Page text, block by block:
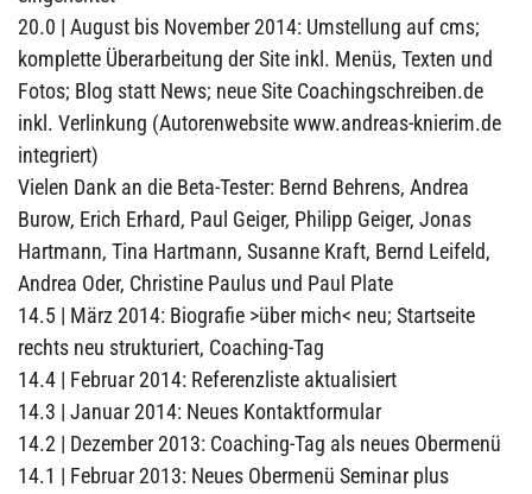
20.0 | August bis November 2014: Umstellung auf cms;
komplette Überarbeitung der Site inkl. Menüs, Texten und
Fotos; Blog statt News; neue Site Coachingschreiben.de
inkl. Verlinkung (Autorenwebsite www.andreas-knierim.de
integriert)
Vielen Dank an die Beta-Tester: Bernd Behrens, Andrea
Burow, Erich Erhard, Paul Geiger, Philipp Geiger, Jonas
Hartmann, Tina Hartmann, Susanne Kraft, Bernd Leifeld,
Andrea Oder, Christine Paulus und Paul Plate
14.5 | März 2014: Biografie >über mich< neu; Startseite
rechts neu strukturiert, Coaching-Tag
14.4 | Februar 2014: Referenzliste aktualisiert
14.3 | Januar 2014: Neues Kontaktformular
14.2 | Dezember 2013: Coaching-Tag als neues Obermenü
14.1 | Februar 2013: Neues Obermenü Seminar plus